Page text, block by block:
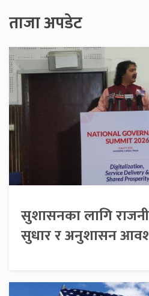
ताजा अपडेट
सुशासनका लागि
सुधार र अनुशासन